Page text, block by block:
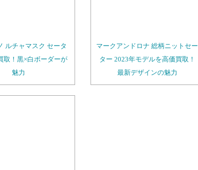
ルチャマスク セータ
取！黒×白ボーダーが
魅力
マークアンドロナ 総柄ニットセー
ター 2023年モデルを高価買取！
最新デザインの魅力